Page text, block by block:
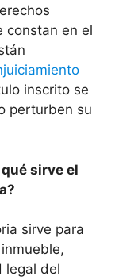
constan en el
inscrito se
perturben su
sirve el
sirve para
legal del